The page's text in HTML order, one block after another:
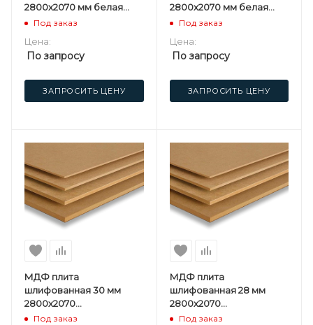
2800х2070 мм белая
односторонняя
Под заказ
Цена:
По запросу
ЗАПРОСИТЬ ЦЕНУ
2800х2070 мм белая
односторонняя
Под заказ
Цена:
По запросу
ЗАПРОСИТЬ ЦЕНУ
МДФ плита
шлифованная 30 мм
2800х2070
мм Kastamonu F
Под заказ
МДФ плита
шлифованная 28 мм
2800х2070
мм Kastamonu F
Под заказ